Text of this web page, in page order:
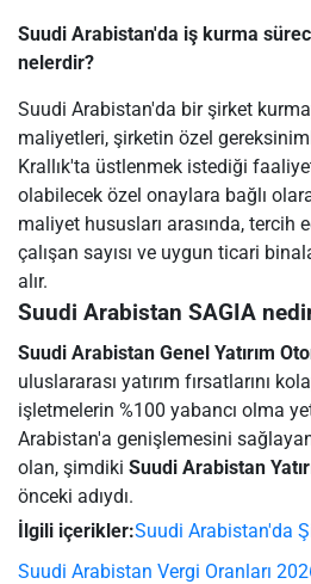
Suudi Arabistan'da iş kurma
nelerdir?
Suudi Arabistan'da bir şirket
maliyetleri, şirketin özel
Krallık'ta üstlenmek istediği
olabilecek özel onaylara bağlı
maliyet hususları arasında, tercih
çalışan sayısı ve uygun ticari
alır.
Suudi Arabistan SAGIA
Suudi Arabistan Genel Yatırım
uluslararası yatırım fırsatlarını
işletmelerin %100 yabancı olma
Arabistan'a genişlemesini
olan, şimdiki Suudi Arabistan
önceki adıydı.
İlgili içerikler:Suudi Arabistan'da
Suudi Arabistan Vergi Oranları